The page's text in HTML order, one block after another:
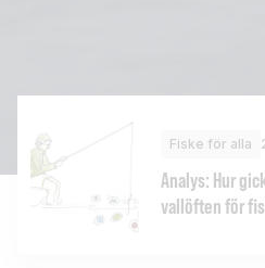
Fiske för alla
Analys: Hur
vallöften för